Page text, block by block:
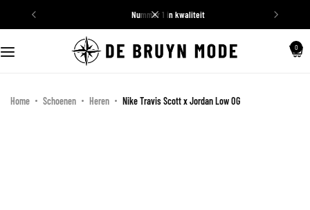
nummer 1 in kwaliteit
0
Home Schoenen Heren Nike Travis Scott x Jordan Low OG
Schoenen